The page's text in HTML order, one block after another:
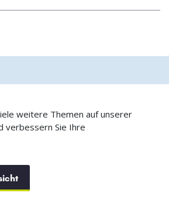
weitere Themen auf unserer
verbessern Sie Ihre